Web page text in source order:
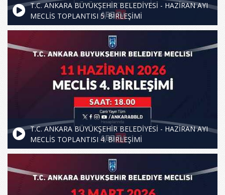
T.C. ANKARA BÜYÜKŞEHİR BELEDİYESİ - HAZİRAN AYI
MECLİS TOPLANTISI 5. BİRLEŞİMİ
T.C. ANKARA BÜYÜKŞEHİR BELEDİYESİ - HAZİRAN AYI
MECLİS TOPLANTISI 4. BİRLEŞİMİ